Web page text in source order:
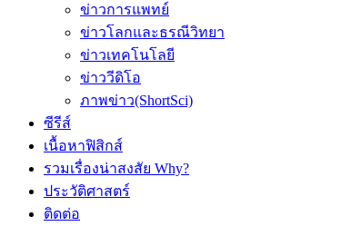
ข่าวการแพทย์
ข่าวโลกและธรณีวิทยา
ข่าวเทคโนโลยี
ข่าววีดิโอ
ภาพข่าว(ShortSci)
ซีรีส์
เนื้อหาฟิสิกส์
รวมเรื่องน่าสงสัย Why?
ประวัติศาสตร์
ติดต่อ